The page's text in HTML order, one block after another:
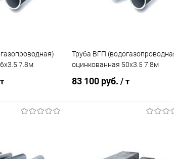
7.8м
Труба ВГП
оцинкованная 50х3.5 7.8м
83 100 руб. / т
Купить в 1 клик